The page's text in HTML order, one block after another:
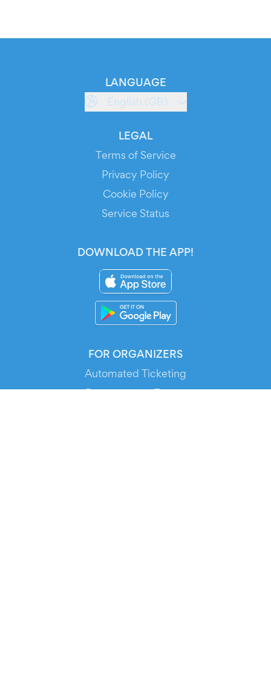
FOR ORGANIZERS
Automated Ticketing
Promote your Events
LANGUAGE
English (GB)
LEGAL
Terms of Service
Privacy Policy
Cookie Policy
Service Status
DOWNLOAD THE APP!